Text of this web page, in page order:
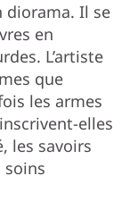
diorama. Il se
en
L’artiste
que
les armes
elles
les savoirs